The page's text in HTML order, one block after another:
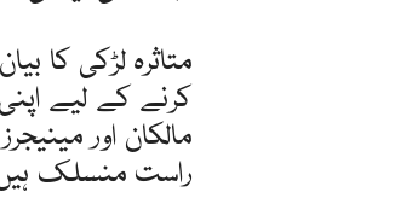
متاثرہ لڑکی کا
کرنے کے لیے
مالکان اور
راست منسلک